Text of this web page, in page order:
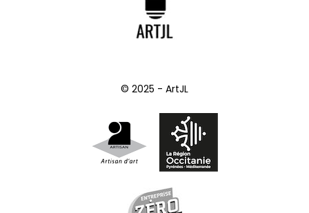
© 2025 - ArtJL